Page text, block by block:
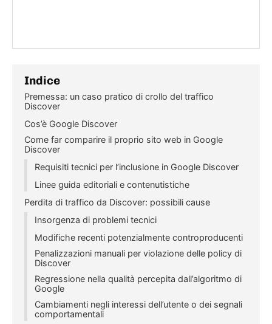
Indice
Premessa: un caso pratico di crollo del traffico
Discover
Cos’è Google Discover
Come far comparire il proprio sito web in Google
Discover
Requisiti tecnici per l’inclusione in Google Discover
Linee guida editoriali e contenutistiche
Perdita di traffico da Discover: possibili cause
Insorgenza di problemi tecnici
Modifiche recenti potenzialmente controproducenti
Penalizzazioni manuali per violazione delle policy di
Discover
Regressione nella qualità percepita dall’algoritmo di
Google
Cambiamenti negli interessi dell’utente o dei segnali
comportamentali